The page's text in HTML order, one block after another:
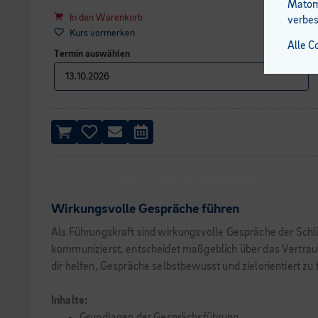
In den Warenkorb
Kurs vormerken
Termin auswählen
Wirkungsvolle Gespräche führen
Als Führungskraft sind wirkungsvolle Gespräche der
kommunizierst, entscheidet maßgeblich über das
dir helfen, Gespräche selbstbewusst und zielorientiert
Inhalte:
Alle